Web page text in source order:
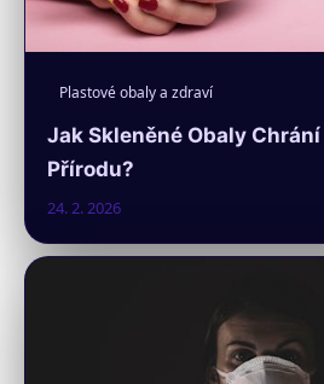
Plastové obaly a zdraví
Jak Skleněné Obaly
Přírodu?
24. 2. 2026